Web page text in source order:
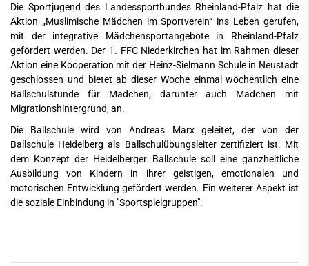
Die Sportjugend des Landessportbundes Rheinland-Pfalz hat die
Aktion „Muslimische Mädchen im Sportverein“ ins Leben gerufen,
mit der integrative Mädchensportangebote in Rheinland-Pfalz
gefördert werden. Der 1. FFC Niederkirchen hat im Rahmen dieser
Aktion eine Kooperation mit der Heinz-Sielmann Schule in Neustadt
geschlossen und bietet ab dieser Woche einmal wöchentlich eine
Ballschulstunde für Mädchen, darunter auch Mädchen mit
Migrationshintergrund, an.
Die Ballschule wird von Andreas Marx geleitet, der von der
Ballschule Heidelberg als Ballschulübungsleiter zertifiziert ist. Mit
dem Konzept der Heidelberger Ballschule soll eine ganzheitliche
Ausbildung von Kindern in ihrer geistigen, emotionalen und
motorischen Entwicklung gefördert werden. Ein weiterer Aspekt ist
die soziale Einbindung in "Sportspielgruppen".